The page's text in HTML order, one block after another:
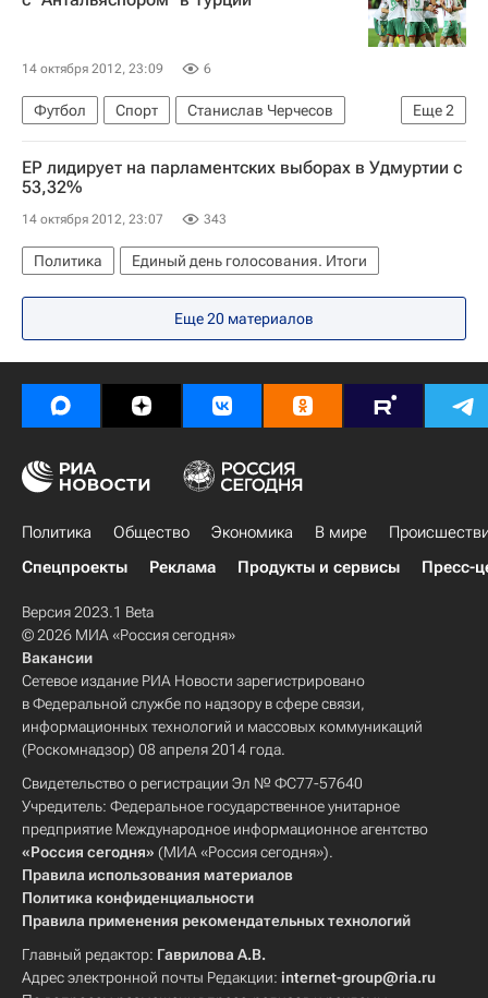
14 октября 2012, 23:09 6
Еще2
Футбол Спорт
Станислав Черчесов
Амкар
Ахмат
ЕР лидирует на парламентских выборах в Удмуртии с
53,32%
14 октября 2012, 23:07 343
Политика Единый день голосования. Итоги
Еще 20 материалов
Политика Общество Экономика В мире
Спецпроекты
Реклама Продукты и сервисы Пресс-
Версия 2023.1 Beta
© 2026 МИА «Россия сегодня»
Вакансии
Сетевое издание РИА Новости зарегистрировано
в Федеральной службе по надзору в сфере связи,
информационных технологий и массовых коммуникаций
(Роскомнадзор) 08 апреля 2014 года.
Свидетельство о регистрации Эл № ФС77-57640
Учредитель: Федеральное государственное унитарное
предприятие Международное информационное агентство
«Россия сегодня» (МИА «Россия сегодня»).
Правила использования материалов
Политика конфиденциальности
Правила применения рекомендательных технологий
Главный редактор: Гаврилова А.В.
Адрес электронной почты Редакции: internet-group@ria.ru